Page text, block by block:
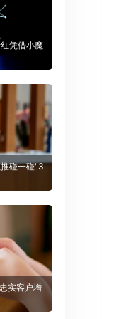
凭借小魔
碰一碰"3
实客户增